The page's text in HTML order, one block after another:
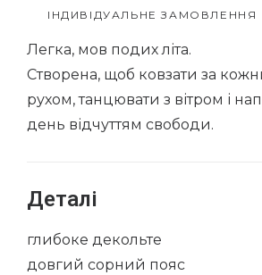
ІНДИВІДУАЛЬНЕ ЗАМОВЛЕННЯ
Легка, мов подих літа.
Створена, щоб ковзати за
рухом, танцювати з вітром і
день відчуттям свободи.
Деталі
глибоке декольте
довгий сорний пояс